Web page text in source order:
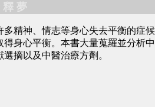
釋 夢
多精神、情志等身心失去平衡的症
得身心平衡。本書大量蒐羅並分析
選摘以及中醫治療方劑。